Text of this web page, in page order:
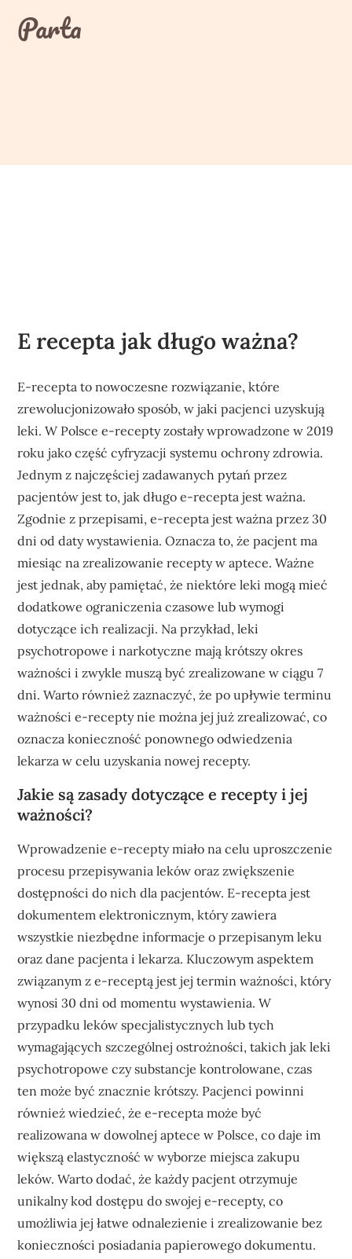
contentParta
E recepta jak długo ważna?
E-recepta to nowoczesne rozwiązanie, które
zrewolucjonizowało sposób, w jaki pacjenci uzyskują
leki. W Polsce e-recepty zostały wprowadzone w 2019
roku jako część cyfryzacji systemu ochrony zdrowia.
Jednym z najczęściej zadawanych pytań przez
pacjentów jest to, jak długo e-recepta jest ważna.
Zgodnie z przepisami, e-recepta jest ważna przez 30
dni od daty wystawienia. Oznacza to, że pacjent ma
miesiąc na zrealizowanie recepty w aptece. Ważne
jest jednak, aby pamiętać, że niektóre leki mogą mieć
dodatkowe ograniczenia czasowe lub wymogi
dotyczące ich realizacji. Na przykład, leki
psychotropowe i narkotyczne mają krótszy okres
ważności i zwykle muszą być zrealizowane w ciągu 7
dni. Warto również zaznaczyć, że po upływie terminu
ważności e-recepty nie można jej już zrealizować, co
oznacza konieczność ponownego odwiedzenia
lekarza w celu uzyskania nowej recepty.
Jakie są zasady dotyczące e recepty i jej
ważności?
Wprowadzenie e-recepty miało na celu uproszczenie
procesu przepisywania leków oraz zwiększenie
dostępności do nich dla pacjentów. E-recepta jest
dokumentem elektronicznym, który zawiera
wszystkie niezbędne informacje o przepisanym leku
oraz dane pacjenta i lekarza. Kluczowym aspektem
związanym z e-receptą jest jej termin ważności, który
wynosi 30 dni od momentu wystawienia. W
przypadku leków specjalistycznych lub tych
wymagających szczególnej ostrożności, takich jak leki
psychotropowe czy substancje kontrolowane, czas
ten może być znacznie krótszy. Pacjenci powinni
również wiedzieć, że e-recepta może być
realizowana w dowolnej aptece w Polsce, co daje im
większą elastyczność w wyborze miejsca zakupu
leków. Warto dodać, że każdy pacjent otrzymuje
unikalny kod dostępu do swojej e-recepty, co
umożliwia jej łatwe odnalezienie i zrealizowanie bez
konieczności posiadania papierowego dokumentu.